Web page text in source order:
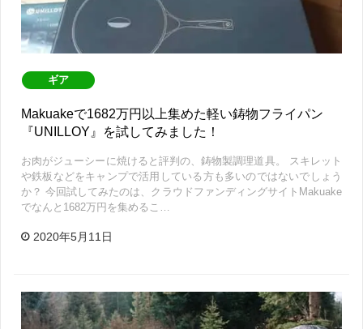
ギア
Makuakeで1682万円以上集めた軽い鋳物フライパン
『UNILLOY』を試してみました！
お肉がジューシーに焼けると評判の、鋳物製調理道具。 スキレット
や鉄板などをキャンプで活用している方も多いのではないでしょう
か？ 今回試してみたのは、クラウドファンディングサイトMakuake
でなんと1682万円を集めるこ…
2020年5月11日